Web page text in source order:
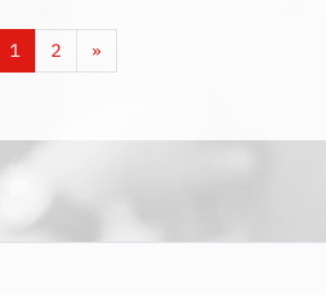
1 Page 1
2 Page 2
»Page suivante